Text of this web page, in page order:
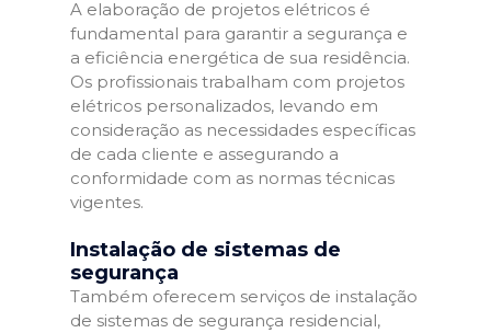
A elaboração de projetos elétricos é
fundamental para garantir a segurança e
a eficiência energética de sua residência.
Os profissionais trabalham com projetos
elétricos personalizados, levando em
consideração as necessidades específicas
de cada cliente e assegurando a
conformidade com as normas técnicas
vigentes.
Instalação de sistemas de
segurança
Também oferecem serviços de instalação
de sistemas de segurança residencial,